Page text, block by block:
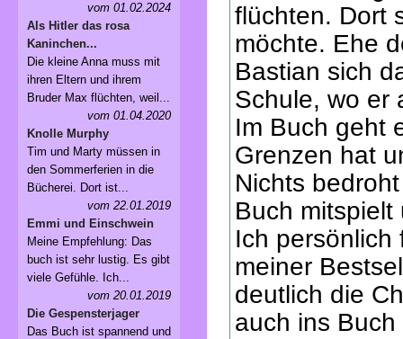
flüchten. Dort
möchte. Ehe
Bastian sich
Schule, wo er
Im Buch geht
Grenzen hat
Nichts
Buch
Ich
meiner
deutlich die
auch ins
vom 01.02.2024
Als Hitler das rosa
Kaninchen...
Die kleine Anna muss mit
ihren Eltern und ihrem
Bruder Max flüchten, weil...
vom 01.04.2020
Knolle Murphy
Tim und Marty müssen in
den Sommerferien in die
Bücherei. Dort ist...
vom 22.01.2019
Emmi und Einschwein
Meine Empfehlung: Das
buch ist sehr lustig. Es gibt
viele Gefühle. Ich...
vom 20.01.2019
Die Gespensterjager
Das Buch ist spannend und